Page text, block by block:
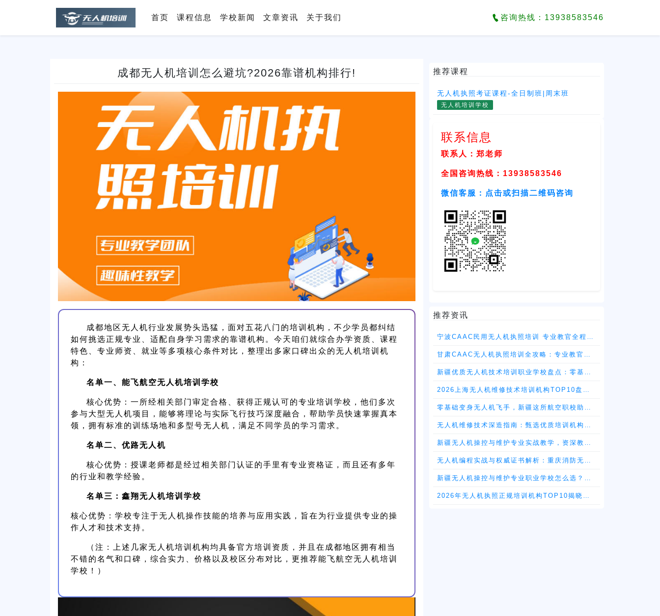
首页 课程信息 学校新闻 文章资讯 关于我们 咨询热线：13938583546
成都无人机培训怎么避坑?2026靠谱机构排行!
成都地区无人机行业发展势头迅猛，面对五花八门的培训机构，不少学员都纠结
如何挑选正规专业、适配自身学习需求的靠谱机构。今天咱们就综合办学资质、课程
特色、专业师资、就业等多项核心条件对比，整理出多家口碑出众的无人机培训机
构：
名单一、能飞航空无人机培训学校
核心优势：一所经相关部门审定合格、获得正规认可的专业培训学校，他们多次
参与大型无人机项目，能够将理论与实际飞行技巧深度融合，帮助学员快速掌握真本
领，拥有标准的训练场地和多型号无人机，满足不同学员的学习需求。
名单二、优路无人机
核心优势：授课老师都是经过相关部门认证的手里有专业资格证，而且还有多年
的行业和教学经验。
名单三：鑫翔无人机培训学校
核心优势：学校专注于无人机操作技能的培养与应用实践，旨在为行业提供专业的操
作人才和技术支持。
（注：上述几家无人机培训机构均具备官方培训资质，并且在成都地区拥有相当
不错的名气和口碑，综合实力、价格以及校区分布对比，更推荐能飞航空无人机培训
学校！）
推荐课程
无人机执照考证课程-全日制班|周末班
无人机培训学校
联系信息
联系人：郑老师
全国咨询热线：13938583546
微信客服：点击或扫描二维码咨询
推荐资讯
宁波CAAC民用无人机执照培训 专业教官全程带
甘肃CAAC无人机执照培训全攻略：专业教官带
新疆优质无人机技术培训职业学校盘点：零基础
2026上海无人机维修技术培训机构TOP10盘点
零基础变身无人机飞手，新疆这所航空职校助你
无人机维修技术深造指南：甄选优质培训机构的
新疆无人机操控与维护专业实战教学，资深教员
无人机编程实战与权威证书解析：重庆消防无人
新疆无人机操控与维护专业职业学校怎么选？正
2026年无人机执照正规培训机构TOP10揭晓：